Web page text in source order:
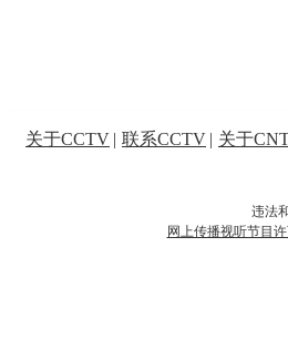
关于CCTV | 联系CCTV | 关于
违法
网上传播视听节目